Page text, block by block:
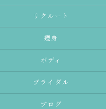
リクルート
痩身
ボディ
ブライダル
ブログ